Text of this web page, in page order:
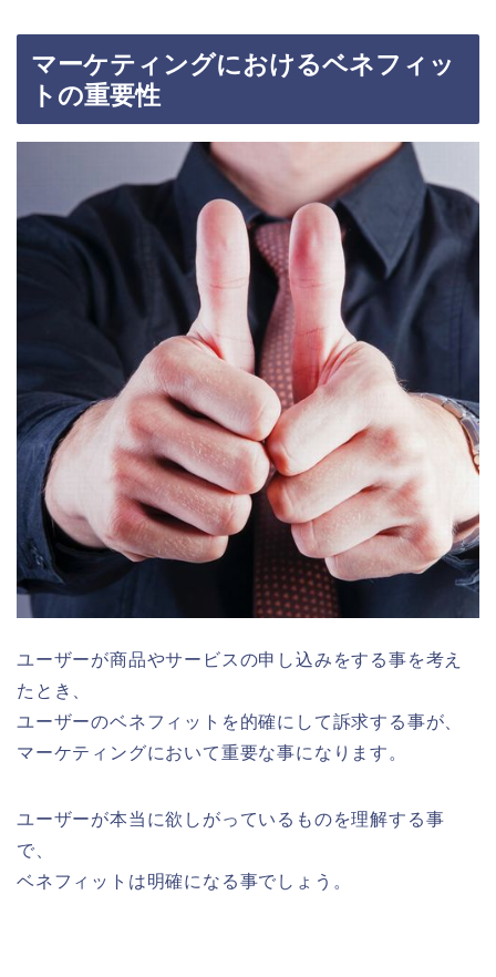
マーケティングにおけるベネフィッ
トの重要性
ユーザーが商品やサービスの申し込みをする事を考え
たとき、
ユーザーのベネフィットを的確にして訴求する事が、
マーケティングにおいて重要な事になります。
ユーザーが本当に欲しがっているものを理解する事
で、
ベネフィットは明確になる事でしょう。